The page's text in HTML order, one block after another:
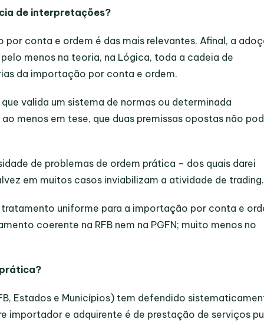
de interpretações?
conta e ordem é das mais relevantes. Afinal, a
pelo menos na teoria, na Lógica, toda a cadeia de
da importação por conta e ordem.
valida um sistema de normas ou determinada
menos em tese, que duas premissas opostas não
de problemas de ordem prática – dos quais darei
em muitos casos inviabilizam a atividade de trading.
uniforme para a importação por conta e
coerente na RFB nem na PGFN; muito menos no
Estados e Municípios) tem defendido
importador e adquirente é de prestação de serviços